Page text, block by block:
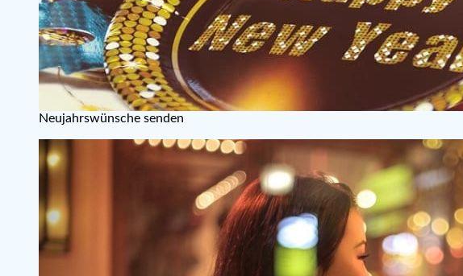
Neujahrswünsche senden